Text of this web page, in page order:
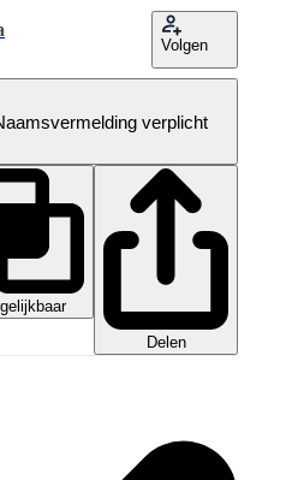
Volgen
verplicht
Delen